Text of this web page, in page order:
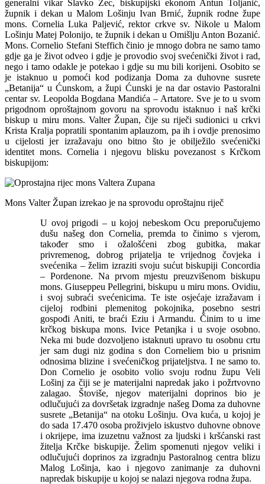
generalni vikar Slavko Zec, biskupijski ekonom Antun Toljanić,
župnik i dekan u Malom Lošinju Ivan Brnić, župnik rodne župe
mons. Cornelia Luka Paljević, rektor crkve sv. Nikole u Malom
Lošinju Matej Polonijo, te župnik i dekan u Omišlju Anton Bozanić.
Mons. Cornelio Stefani Steffich činio je mnogo dobra ne samo tamo
gdje ga je život odveo i gdje je provodio svoj svećenički život i rad,
nego i tamo odakle je potekao i gdje su mu bili korijeni. Osobito se
je istaknuo u pomoći kod podizanja Doma za duhovne susrete
„Betanija“ u Ćunskom, a župi Ćunski je na dar ostavio Pastoralni
centar sv. Leopolda Bogdana Mandića – Artatore. Sve je to u svom
prigodnom oproštajnom govoru na sprovodu istaknuo i naš krčki
biskup u miru mons. Valter Župan, čije su riječi sudionici u crkvi
Krista Kralja popratili spontanim aplauzom, pa ih i ovdje prenosimo
u cijelosti jer izražavaju ono bitno što je obilježilo svećenički
identitet mons. Cornelia i njegovu blisku povezanost s Krčkom
biskupijom:
Mons Valter Župan izrekao je na sprovodu oproštajnu riječ
U ovoj prigodi – u kojoj nebeskom Ocu preporučujemo
dušu našeg don Cornelia, premda to činimo s vjerom,
također smo i ožalošćeni zbog gubitka, makar
privremenog, dobrog prijatelja te vrijednog čovjeka i
svećenika – želim izraziti svoju sućut biskupiji Concordia
– Pordenone. Na prvom mjestu preuzvišenom biskupu
mons. Giuseppeu Pellegrini, biskupu u miru mons. Ovidiu,
i svoj subraći svećenicima. Te iste osjećaje izražavam i
cijeloj rodbini plemenitog pokojnika, posebno sestri
gospođi Aniti, te braći Eziu i Armandu. Činim to u ime
krčkog biskupa mons. Ivice Petanjka i u svoje osobno.
Neka mi bude dozvoljeno istaknuti upravo tu osobnu crtu
jer sam dugi niz godina s don Corneliem bio u prisnim
odnosima blizine i svećeničkog prijateljstva. I ne samo to.
Don Cornelio je osobito volio svoju rodnu župu Veli
Lošinj za čiji se je materijalni napredak jako i požrtvovno
zalagao. Štoviše, njegov materijalni doprinos bio je
odlučujući za dovršetak izgradnje našeg Doma za duhovne
susrete „Betanija“ na otoku Lošinju. Ova kuća, u kojoj je
do sada 17.470 osoba proživjelo iskustvo duhovne obnove
i okrijepe, ima izuzetnu važnost za ljudski i kršćanski rast
žitelja Krčke biskupije. Želim spomenuti njegov veliki i
odlučujući doprinos za izgradnju Pastoralnog centra blizu
Malog Lošinja, kao i njegovo zanimanje za duhovni
napredak biskupije u kojoj se nalazi njegova rodna župa.